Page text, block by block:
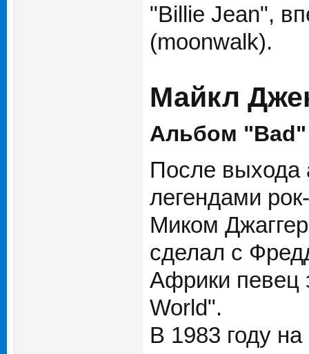
"Billie Jean",
(moonwalk).
Майкл
Альбом "Bad"
После выхода
легендами
Миком
сделал с
Африки певец
World".
В 1983 году